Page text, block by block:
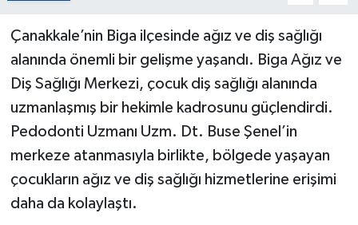
Çanakkale’nin Biga ilçesinde ağız ve diş sağlığı
alanında önemli bir gelişme yaşandı. Biga Ağız ve
Diş Sağlığı Merkezi, çocuk diş sağlığı alanında
uzmanlaşmış bir hekimle kadrosunu güçlendirdi.
Pedodonti Uzmanı Uzm. Dt. Buse Şenel’in
merkeze atanmasıyla birlikte, bölgede yaşayan
çocukların ağız ve diş sağlığı hizmetlerine erişimi
daha da kolaylaştı.